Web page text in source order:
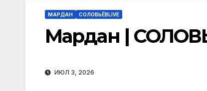
МАРДАН СОЛОВЬЁВLIVE
Мардан |
ИЮЛ 3, 2026